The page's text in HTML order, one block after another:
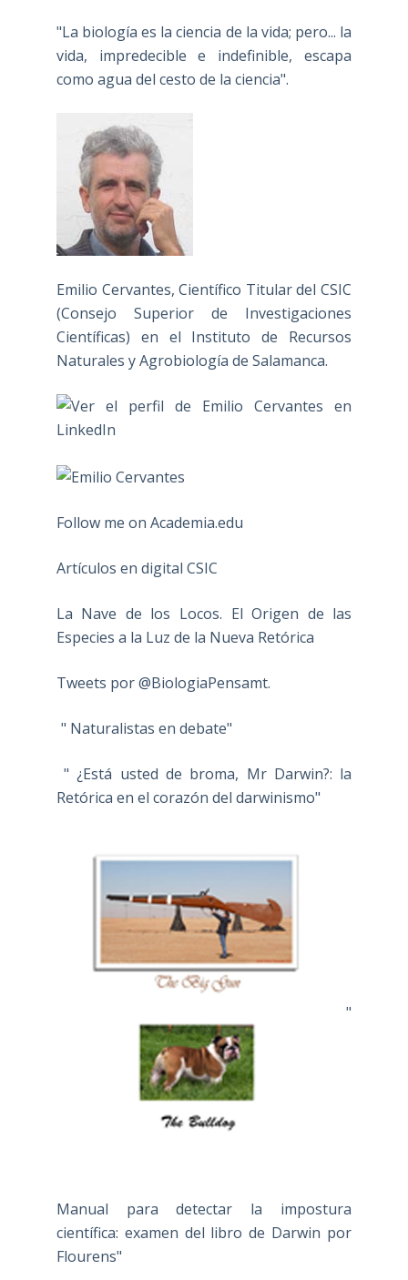
"La biología es la ciencia de la vida; pero... la
vida, impredecible e indefinible, escapa
como agua del cesto de la ciencia".
Emilio Cervantes, Científico Titular del CSIC
(Consejo Superior de Investigaciones
Científicas) en el Instituto de Recursos
Naturales y Agrobiología de Salamanca.
Follow me on Academia.edu
Artículos en digital CSIC
La Nave de los Locos. El Origen de las
Especies a la Luz de la Nueva Retórica
Tweets por @BiologiaPensamt.
" Naturalistas en debate"
" ¿Está usted de broma, Mr Darwin?: la
Retórica en el corazón del darwinismo"
"
Manual para detectar la impostura
científica: examen del libro de Darwin por
Flourens"